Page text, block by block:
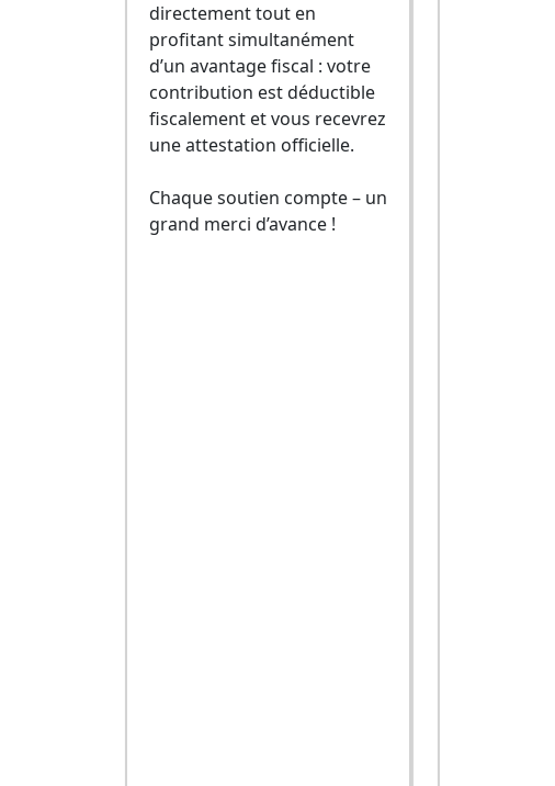
directement tout en
profitant simultanément
d’un avantage fiscal : votre
contribution est déductible
fiscalement et vous recevrez
une attestation officielle.
Chaque soutien compte – un
grand merci d’avance !